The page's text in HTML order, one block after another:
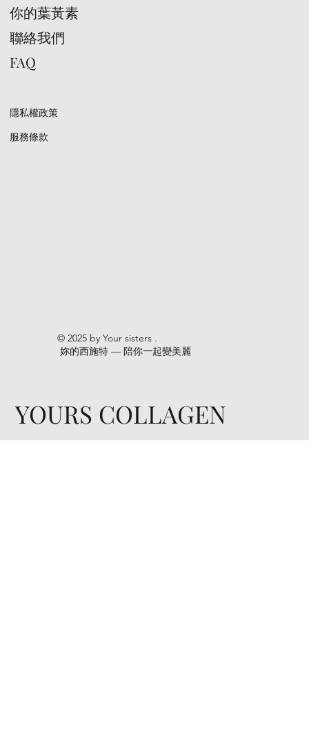
你的葉黃素
聯絡我們
FAQ
​隱私權政策
​服務條款
YOURS COLLAGEN
© 2025 by Your sisters .
妳的西施特 — 陪你一起變美麗